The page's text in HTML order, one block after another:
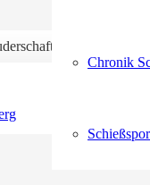
Kleinenberg
Chronik